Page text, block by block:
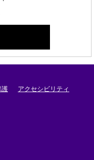
護 アクセシビリティ